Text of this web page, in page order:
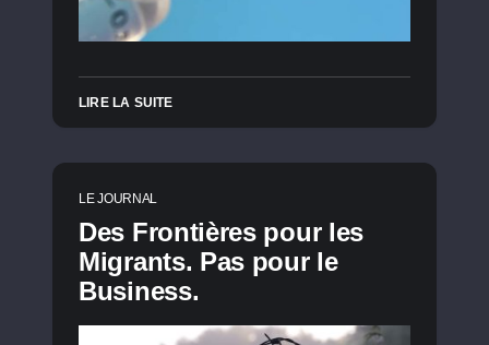
LIRE LA SUITE
LE JOURNAL
Des Frontières pour les
Migrants. Pas pour le
Business.